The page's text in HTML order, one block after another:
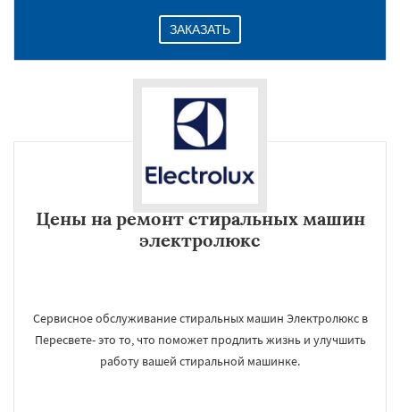
ЗАКАЗАТЬ
Цены на ремонт стиральных машин
электролюкс
Сервисное обслуживание стиральных машин Электролюкс в
Пересвете- это то, что поможет продлить жизнь и улучшить
работу вашей стиральной машинке.